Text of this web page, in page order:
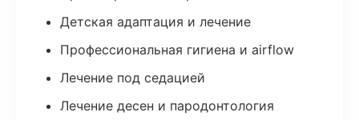
Детская адаптация и лечение
Профессиональная гигиена и airflow
Лечение под седацией
Лечение десен и пародонтология